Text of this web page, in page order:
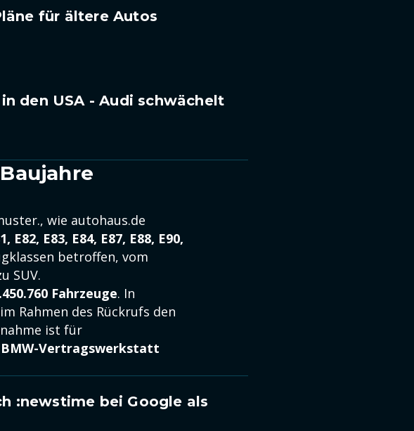
für ältere Autos
den USA - Audi schwächelt
wie autohaus.de
E82, E83, E84, E87, E88, E90,
betroffen, vom
SUV.
Fahrzeuge. In
Rahmen des Rückrufs den
ist für
BMW-Vertragswerkstatt
:newstime bei Google als